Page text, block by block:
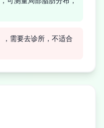
需要去诊所，不适合